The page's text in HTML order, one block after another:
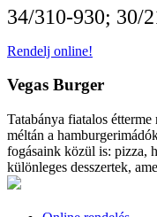
34/310-930; 30/
Rendelj online!
Vegas Burger
Tatabánya fiatalos
méltán a
fogásaink közül is: pizza,
különleges desszertek,